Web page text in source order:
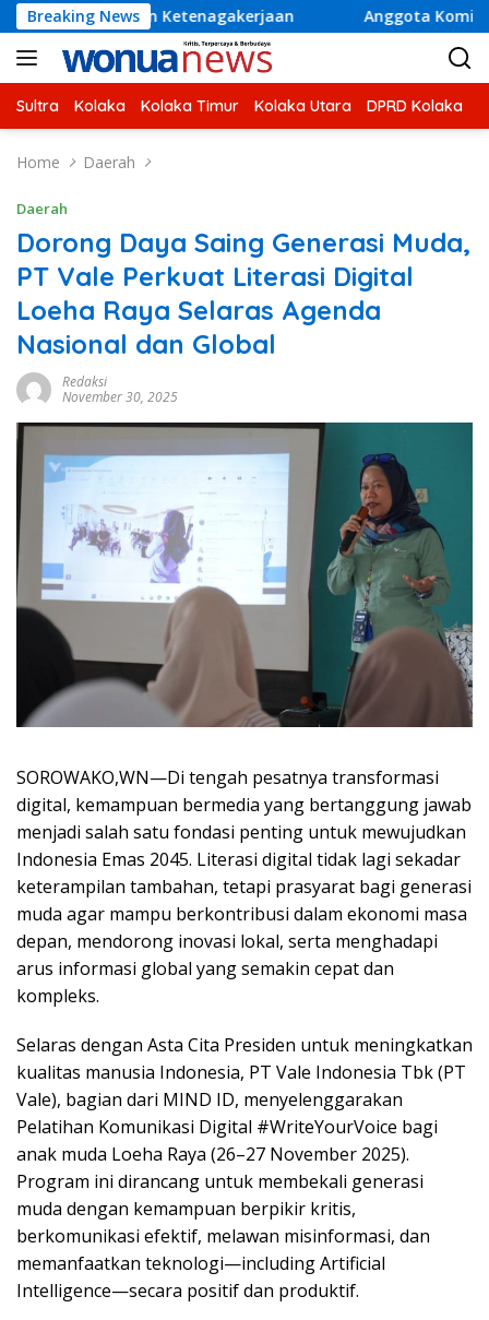
Skip
to
content
Breaking News
Ketenagakerjaan Anggota Komisi V DPR RI H
Sultra Kolaka Kolaka Timur Kolaka Utara DPRD Kolaka
Home Daerah
Daerah
Dorong Daya Saing Generasi Muda,
PT Vale Perkuat Literasi Digital
Loeha Raya Selaras Agenda
Nasional dan Global
Redaksi
November 30, 2025
SOROWAKO,WN—Di tengah pesatnya transformasi
digital, kemampuan bermedia yang bertanggung jawab
menjadi salah satu fondasi penting untuk mewujudkan
Indonesia Emas 2045. Literasi digital tidak lagi sekadar
keterampilan tambahan, tetapi prasyarat bagi generasi
muda agar mampu berkontribusi dalam ekonomi masa
depan, mendorong inovasi lokal, serta menghadapi
arus informasi global yang semakin cepat dan
kompleks.
Selaras dengan Asta Cita Presiden untuk meningkatkan
kualitas manusia Indonesia, PT Vale Indonesia Tbk (PT
Vale), bagian dari MIND ID, menyelenggarakan
Pelatihan Komunikasi Digital #WriteYourVoice bagi
anak muda Loeha Raya (26–27 November 2025).
Program ini dirancang untuk membekali generasi
muda dengan kemampuan berpikir kritis,
berkomunikasi efektif, melawan misinformasi, dan
memanfaatkan teknologi—including Artificial
Intelligence—secara positif dan produktif.